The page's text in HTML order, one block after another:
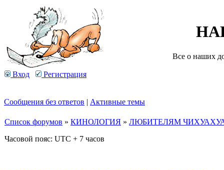
Все о наших
Вход Регистрация
Сообщения без ответов | Активные темы
Список форумов » КИНОЛОГИЯ » ЛЮБИТЕЛЯМ
Часовой пояс: UTC + 7 часов